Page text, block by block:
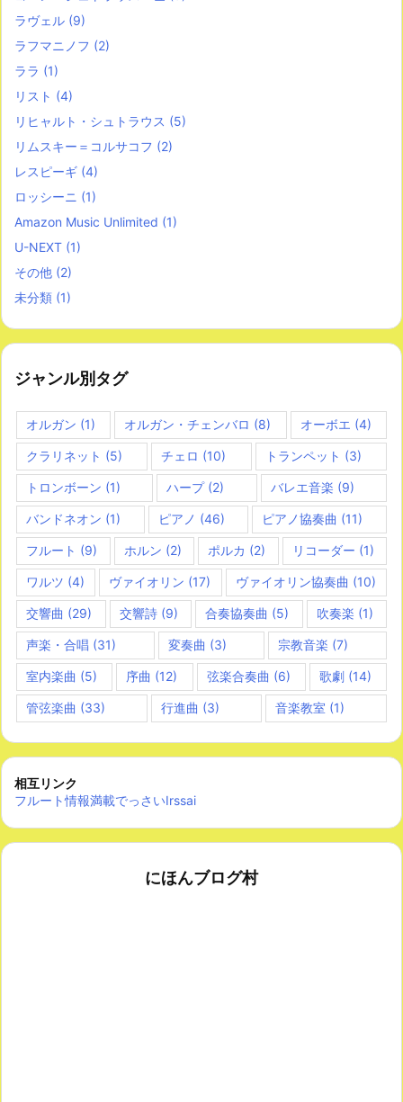
ラヴェル (9)
ラフマニノフ (2)
ララ (1)
リスト (4)
リヒャルト・シュトラウス (5)
リムスキー＝コルサコフ (2)
レスピーギ (4)
ロッシーニ (1)
Amazon Music Unlimited (1)
U-NEXT (1)
その他 (2)
未分類 (1)
ジャンル別タグ
オルガン (1) オルガン・チェンバロ (8) オーボエ (4)
クラリネット (5) チェロ (10) トランペット (3)
トロンボーン (1) ハープ(2) バレエ音楽 (9)
バンドネオン (1) ピアノ (46) ピアノ協奏曲 (11)
フルート (9) ホルン (2) ポルカ (2) リコーダー (1)
ワルツ (4) ヴァイオリン (17) ヴァイオリン協奏曲 (10)
交響曲 (29) 交響詩(9) 合奏協奏曲 (5) 吹奏楽 (1)
声楽・合唱 (31) 変奏曲 (3) 宗教音楽 (7)
室内楽曲 (5) 序曲 (12) 弦楽合奏曲 (6) 歌劇(14)
管弦楽曲 (33) 行進曲 (3) 音楽教室 (1)
相互リンク
フルート情報満載でっさいIrssai
にほんブログ村